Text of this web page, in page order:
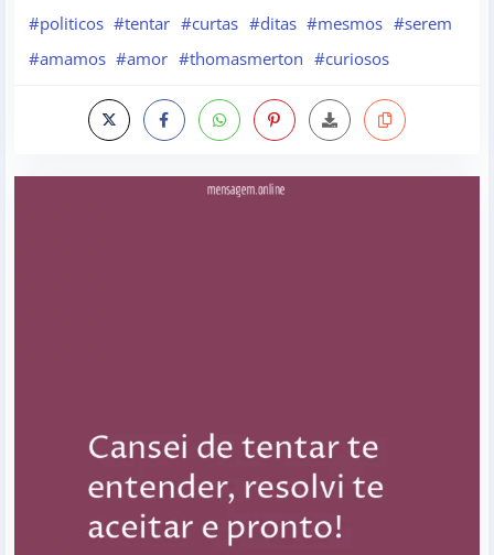
#politicos #tentar #curtas #ditas #mesmos #serem
#amamos #amor #thomasmerton #curiosos